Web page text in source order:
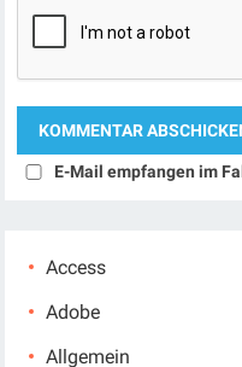
E-Mail empfangen im
Access
Adobe
Allgemein